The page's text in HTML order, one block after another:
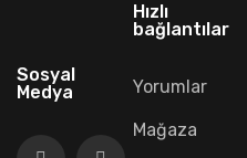
Sosyal
Medya
Hızlı
bağlantılar
Yorumlar
Mağaza